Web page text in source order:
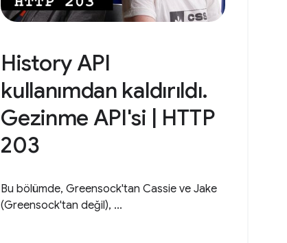
History API
kullanımdan kaldırıldı.
Gezinme API'si | HTTP
203
Bu bölümde, Greensock'tan Cassie ve Jake
(Greensock'tan değil), ...